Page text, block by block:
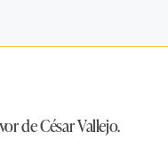
de César Vallejo.